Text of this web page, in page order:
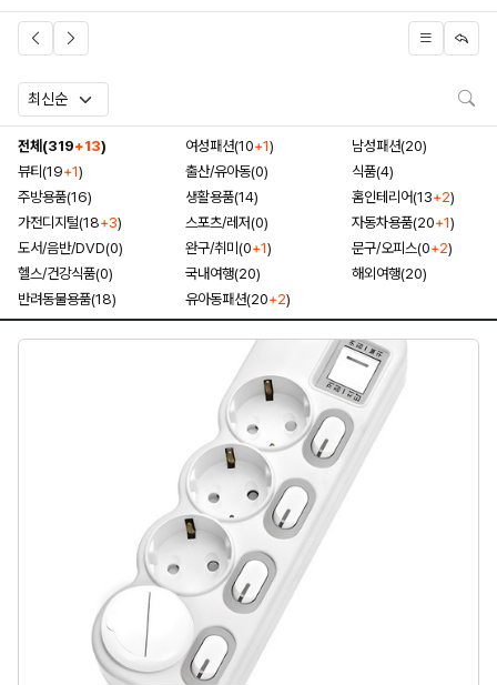
전체(319+13) 여성패션(10+1)
남성패션(20)
뷰티(19+1) 출산/유아동(0)
식품(4)
주방용품(16)
생활용품(14) 홈인테리어(13+2)
가전디지털(18+3) 스포츠/레저(0) 자동차용품(20+1)
도서/음반/DVD(0)
완구/취미(0+1) 문구/오피스(0+2)
헬스/건강식품(0)
국내여행(20)
해외여행(20)
반려동물용품(18)
유아동패션(20+2)